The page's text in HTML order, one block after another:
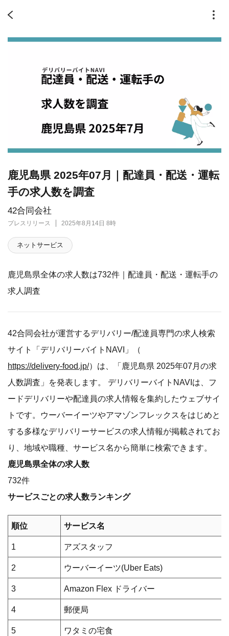
42合同会社
プレスリリース 2025年8月14日 8時
鹿児島県 2025年07月｜配達員・配送・運転
手の求人数を調査
ネットサービス
鹿児島県全体の求人数は732件｜配達員・配送・運転手の
求人調査
42合同会社が運営するデリバリー/配達員専門の求人検索
サイト「デリバリーバイトNAVI」（
https://delivery-food.jp/）は、「鹿児島県 2025年07月の求
人数調査」を発表します。 デリバリーバイトNAVIは、フ
ードデリバリーや配達員の求人情報を集約したウェブサイ
トです。ウーバーイーツやアマゾンフレックスをはじめと
する多様なデリバリーサービスの求人情報が掲載されてお
り、地域や職種、サービス名から簡単に検索できます。
鹿児島県全体の求人数
732件
サービスごとの求人数ランキング
順位 サービス名
1 アズスタッフ
2 ウーバーイーツ(Uber Eats)
3 Amazon Flex ドライバー
4 郵便局
5 ワタミの宅食